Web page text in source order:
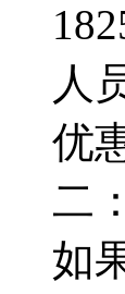
人
优
二
如